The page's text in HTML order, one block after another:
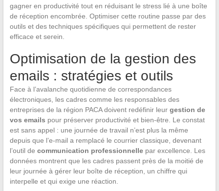
gagner en productivité tout en réduisant le stress lié à une boîte
de réception encombrée. Optimiser cette routine passe par des
outils et des techniques spécifiques qui permettent de rester
efficace et serein.
Optimisation de la gestion des
emails : stratégies et outils
Face à l’avalanche quotidienne de correspondances
électroniques, les cadres comme les responsables des
entreprises de la région PACA doivent redéfinir leur gestion de
vos emails pour préserver productivité et bien-être. Le constat
est sans appel : une journée de travail n’est plus la même
depuis que l’e-mail a remplacé le courrier classique, devenant
l’outil de communication professionnellepar excellence. Les
données montrent que les cadres passent près de la moitié de
leur journée à gérer leur boîte de réception, un chiffre qui
interpelle et qui exige une réaction.